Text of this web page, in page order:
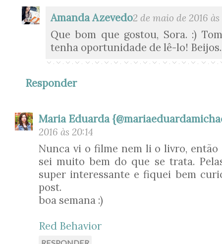
Amanda Azevedo2 de maio de 2016 às
Que bom que gostou, Sora. :)
tenha oportunidade de lê-lo! Beijos.
Responder
Maria Eduarda
2016 às 20:14
Nunca vi o filme nem li o livro, então
sei muito bem do que se trata.
super interessante e fiquei bem
post.
boa semana :)
Red Behavior